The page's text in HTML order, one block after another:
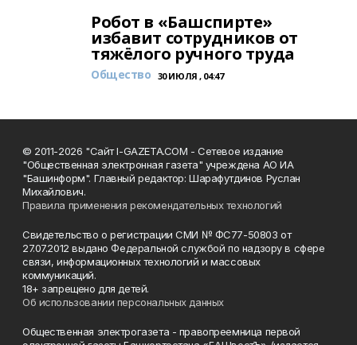
Робот в «Башспирте»
избавит сотрудников от
тяжёлого ручного труда
Общество 30 ИЮЛЯ , 04:47
© 2011-2026 "Сайт I-GAZETA.COM - Сетевое издание
"Общественная электронная газета" учреждена АО ИА
"Башинформ". Главный редактор: Шарафутдинов Руслан
Михайлович.
Правила применения рекомендательных технологий
Свидетельство о регистрации СМИ № ФС77-50803 от
27.07.2012 выдано Федеральной службой по надзору в сфере
связи, информационных технологий и массовых
коммуникаций.
18+ запрещено для детей.
Об использовании персональных данных
Общественная электрогазета - правопреемница первой